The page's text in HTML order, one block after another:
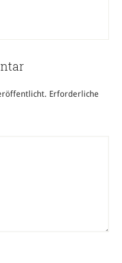
Erforderliche